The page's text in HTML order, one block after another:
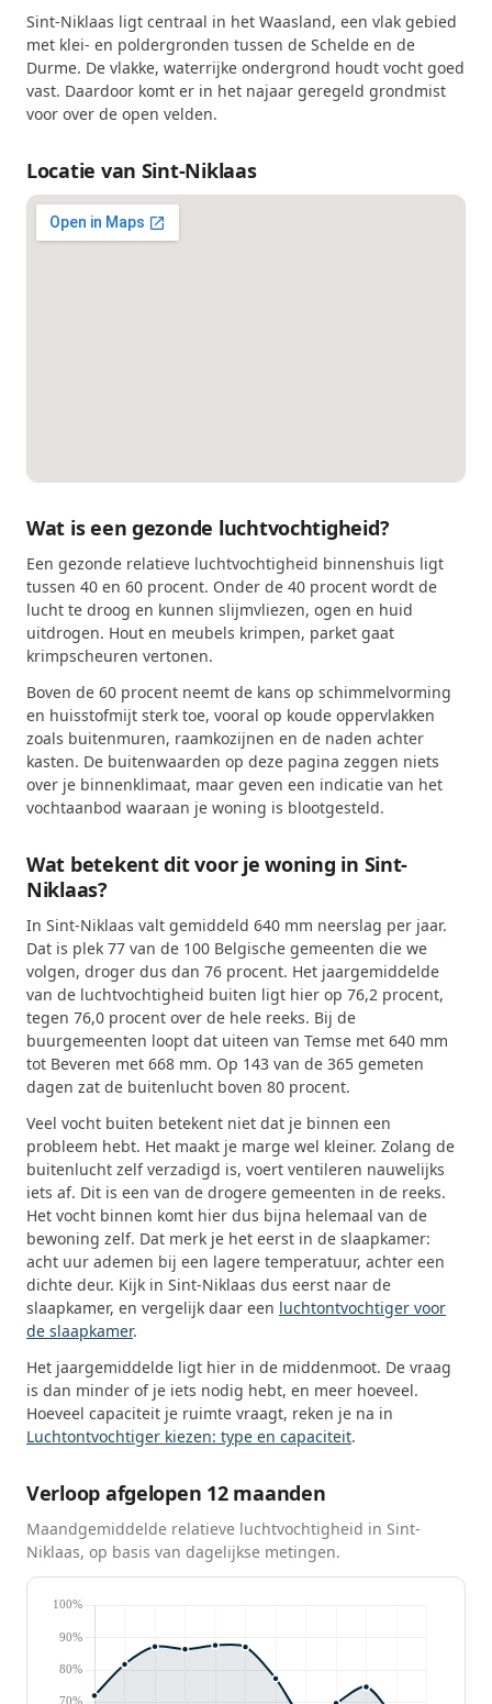
Sint-Niklaas ligt centraal in het Waasland, een vlak gebied
met klei- en poldergronden tussen de Schelde en de
Durme. De vlakke, waterrijke ondergrond houdt vocht goed
vast. Daardoor komt er in het najaar geregeld grondmist
voor over de open velden.
Locatie van Sint-Niklaas
Wat is een gezonde luchtvochtigheid?
Een gezonde relatieve luchtvochtigheid binnenshuis ligt
tussen 40 en 60 procent. Onder de 40 procent wordt de
lucht te droog en kunnen slijmvliezen, ogen en huid
uitdrogen. Hout en meubels krimpen, parket gaat
krimpscheuren vertonen.
Boven de 60 procent neemt de kans op schimmelvorming
en huisstofmijt sterk toe, vooral op koude oppervlakken
zoals buitenmuren, raamkozijnen en de naden achter
kasten. De buitenwaarden op deze pagina zeggen niets
over je binnenklimaat, maar geven een indicatie van het
vochtaanbod waaraan je woning is blootgesteld.
Wat betekent dit voor je woning in Sint-
Niklaas?
In Sint-Niklaas valt gemiddeld 640 mm neerslag per jaar.
Dat is plek 77 van de 100 Belgische gemeenten die we
volgen, droger dus dan 76 procent. Het jaargemiddelde
van de luchtvochtigheid buiten ligt hier op 76,2 procent,
tegen 76,0 procent over de hele reeks. Bij de
buurgemeenten loopt dat uiteen van Temse met 640 mm
tot Beveren met 668 mm. Op 143 van de 365 gemeten
dagen zat de buitenlucht boven 80 procent.
Veel vocht buiten betekent niet dat je binnen een
probleem hebt. Het maakt je marge wel kleiner. Zolang de
buitenlucht zelf verzadigd is, voert ventileren nauwelijks
iets af. Dit is een van de drogere gemeenten in de reeks.
Het vocht binnen komt hier dus bijna helemaal van de
bewoning zelf. Dat merk je het eerst in de slaapkamer:
acht uur ademen bij een lagere temperatuur, achter een
dichte deur. Kijk in Sint-Niklaas dus eerst naar de
slaapkamer, en vergelijk daar een luchtontvochtiger voor
de slaapkamer.
Het jaargemiddelde ligt hier in de middenmoot. De vraag
is dan minder of je iets nodig hebt, en meer hoeveel.
Hoeveel capaciteit je ruimte vraagt, reken je na in
Luchtontvochtiger kiezen: type en capaciteit.
Verloop afgelopen 12 maanden
Maandgemiddelde relatieve luchtvochtigheid in Sint-
Niklaas, op basis van dagelijkse metingen.